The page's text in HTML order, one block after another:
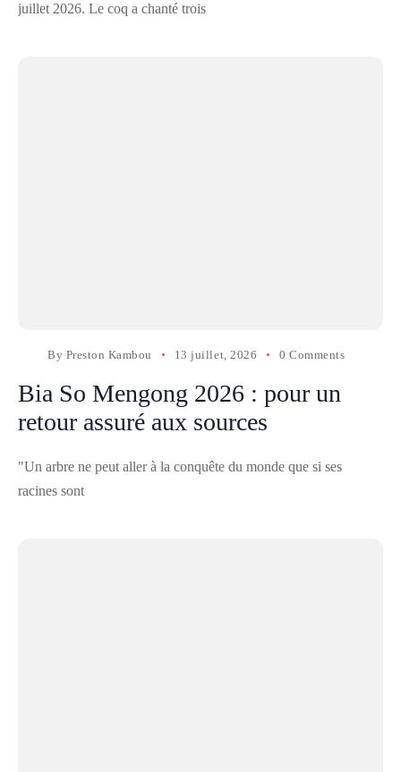
juillet 2026. Le coq a chanté trois
By Preston Kambou 13 juillet, 2026 0 Comments
Bia So Mengong 2026 : pour un
retour assuré aux sources
"Un arbre ne peut aller à la conquête du monde que si ses
racines sont